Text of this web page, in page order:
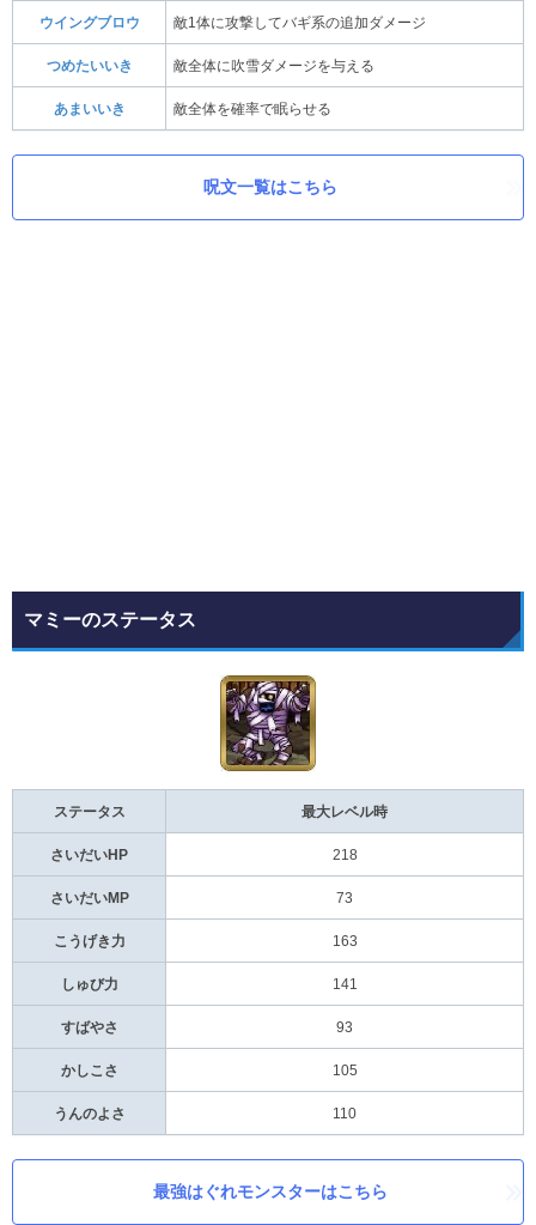
ウイングブロウ 敵1体に攻撃してバギ系の追加ダメージ
つめたいいき 敵全体に吹雪ダメージを与える
あまいいき 敵全体を確率で眠らせる
呪文一覧はこちら
マミーのステータス
ステータス 最大レベル時
さいだいHP 218
さいだいMP 73
こうげき力 163
しゅび力 141
すばやさ 93
かしこさ 105
うんのよさ 110
最強はぐれモンスターはこちら